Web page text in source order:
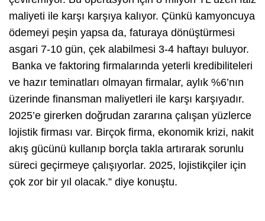
maliyeti ile karşı karşıya kalıyor. Çünkü kamyoncuya
ödemeyi peşin yapsa da, faturaya dönüştürmesi
asgari 7-10 gün, çek alabilmesi 3-4 haftayı buluyor.
Banka ve faktoring firmalarında yeterli kredibiliteleri
ve hazır teminatları olmayan firmalar, aylık %6’nın
üzerinde finansman maliyetleri ile karşı karşıyadır.
2025’e girerken doğrudan zararına çalışan yüzlerce
lojistik firması var. Birçok firma, ekonomik krizi, nakit
akış gücünü kullanıp borçla takla artırarak sorunlu
süreci geçirmeye çalışıyorlar. 2025, lojistikçiler için
çok zor bir yıl olacak.” diye konuştu.